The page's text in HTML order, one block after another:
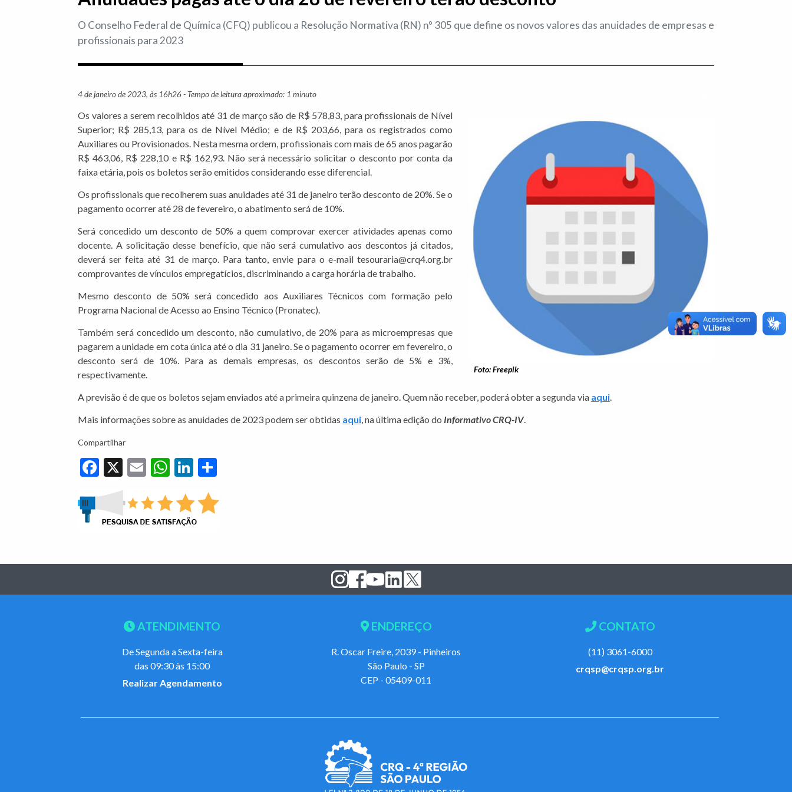
O Conselho Federal de Química (CFQ) publicou a Resolução Normativa (RN) nº 305 que define os novos valores das anuidades de empresas e
profissionais para 2023
4 de janeiro de 2023, às 16h26 - Tempo de leitura aproximado: 1 minuto
Foto: Freepik
Os valores a serem recolhidos até 31 de março são de R$ 578,83, para profissionais de Nível
Superior; R$ 285,13, para os de Nível Médio; e de R$ 203,66, para os registrados como
Auxiliares ou Provisionados. Nesta mesma ordem, profissionais com mais de 65 anos pagarão
R$ 463,06, R$ 228,10 e R$ 162,93. Não será necessário solicitar o desconto por conta da
faixa etária, pois os boletos serão emitidos considerando esse diferencial.
Os profissionais que recolherem suas anuidades até 31 de janeiro terão desconto de 20%. Se o
pagamento ocorrer até 28 de fevereiro, o abatimento será de 10%.
Será concedido um desconto de 50% a quem comprovar exercer atividades apenas como
docente. A solicitação desse benefício, que não será cumulativo aos descontos já citados,
deverá ser feita até 31 de março. Para tanto, envie para o e-mail tesouraria@crq4.org.br
comprovantes de vínculos empregatícios, discriminando a carga horária de trabalho.
Mesmo desconto de 50% será concedido aos Auxiliares Técnicos com formação pelo
Programa Nacional de Acesso ao Ensino Técnico (Pronatec).
Também será concedido um desconto, não cumulativo, de 20% para as microempresas que
pagarem a unidade em cota única até o dia 31 janeiro. Se o pagamento ocorrer em fevereiro, o
desconto será de 10%. Para as demais empresas, os descontos serão de 5% e 3%,
respectivamente.
A previsão é de que os boletos sejam enviados até a primeira quinzena de janeiro. Quem não receber, poderá obter a segunda via aqui.
Mais informações sobre as anuidades de 2023 podem ser obtidas aqui, na última edição do Informativo CRQ-IV.
Compartilhar
Facebook
X EmailWhatsApp
LinkedIn
ATENDIMENTO
De Segunda a Sexta-feira
das 09:30 às 15:00
Realizar Agendamento
ENDEREÇO
R. Oscar Freire, 2039 - Pinheiros
São Paulo - SP
CEP - 05409-011
CONTATO
(11) 3061-6000
crqsp@crqsp.org.br